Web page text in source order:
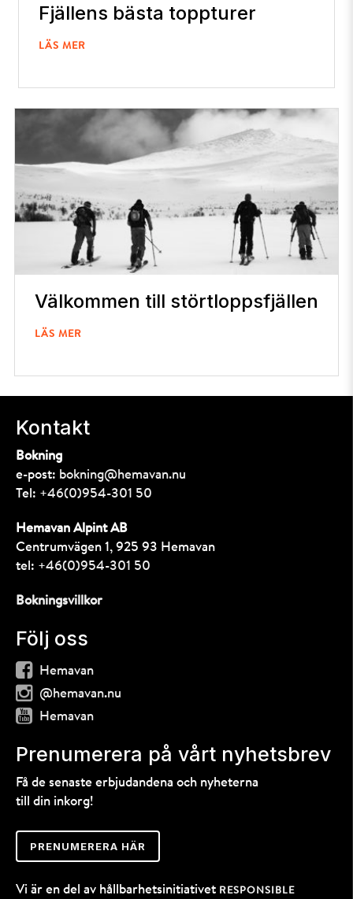
Fjällens bästa toppturer
LÄS MER
Välkommen till störtloppsfjällen
LÄS MER
Kontakt
Bokning
e-post: bokning@hemavan.nu
Tel: +46(0)954-301 50
Hemavan Alpint AB
Centrumvägen 1, 925 93 Hemavan
tel: +46(0)954-301 50
Bokningsvillkor
Följ oss
Hemavan
@hemavan.nu
Hemavan
Prenumerera på vårt nyhetsbrev
Få de senaste erbjudandena och nyheterna
till din inkorg!
PRENUMERERA HÄR
Vi är en del av hållbarhetsinitiativet RESPONSIBLE